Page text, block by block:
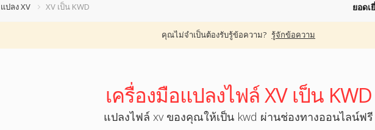
แปลง XV XV เป็น KWD ยอดเ
คุณไม่จำเป็นต้องรับรู้ข้อความ? รู้จักข้อความ
เครื่องมือแปลงไฟล์ XV เป็น KWD
แปลงไฟล์ xv ของคุณให้เป็น kwd ผ่านช่องทางออนไลน์ฟรี